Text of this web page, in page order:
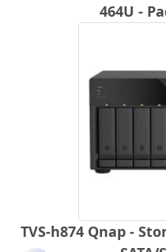
464U -
TVS-h874 Qnap -